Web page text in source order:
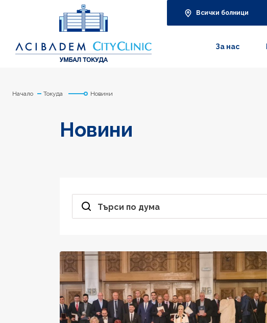
Всички болници
За нас
Начало Токуда Новини
Новини
Търси по дума